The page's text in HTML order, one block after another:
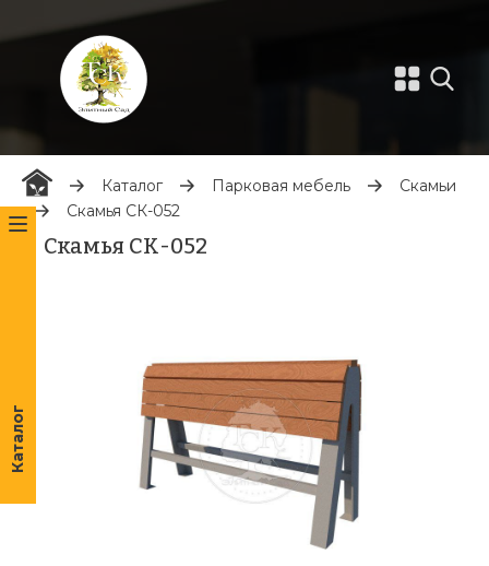
Каталог Парковая мебель
Скамьи
Скамья СК-052
Скамья СК-052
Каталог